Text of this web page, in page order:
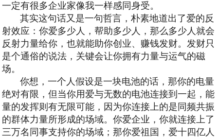
一定有很多企业家像我一样感同身受。
其实这句话又是一句哲言，朴素地道出了爱的反
射效应：你爱多少人，帮助多少人，那么多少人就会
反射力量给你，也就能助你创业、赚钱发财。发财只
是个通俗的说法，关键会让你拥有力量与运气的磁
场。
你想，一个人假设是一块电池的话，那你的电量
绝对有限，但当你用爱与无数的电池连接到一起，能
量的发挥则有无限可能，因为你连接上的是同频共振
的群体力量所形成的场域。你爱企业，你就连接上了
三万名同事支持你的场域；那你爱祖国，爱十四亿人